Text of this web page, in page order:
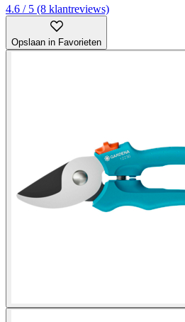
4.6 / 5 (8 klantreviews)
Opslaan in Favorieten